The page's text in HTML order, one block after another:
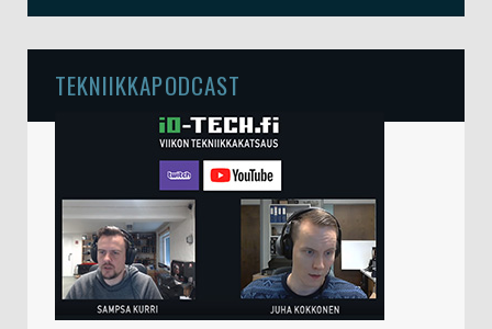
TEKNIIKKAPODCAST